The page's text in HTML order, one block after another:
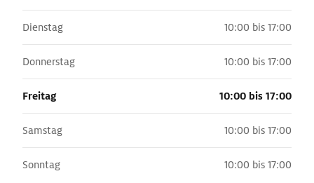
Dienstag 10:00 bis 17:00
Donnerstag 10:00 bis 17:00
Freitag 10:00 bis 17:00
Samstag 10:00 bis 17:00
Sonntag 10:00 bis 17:00